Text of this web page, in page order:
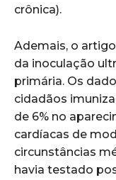
crônica).
Ademais, o
da inoculação
primária. Os
cidadãos
de 6% no
cardíacas de
circunstâncias
havia testado